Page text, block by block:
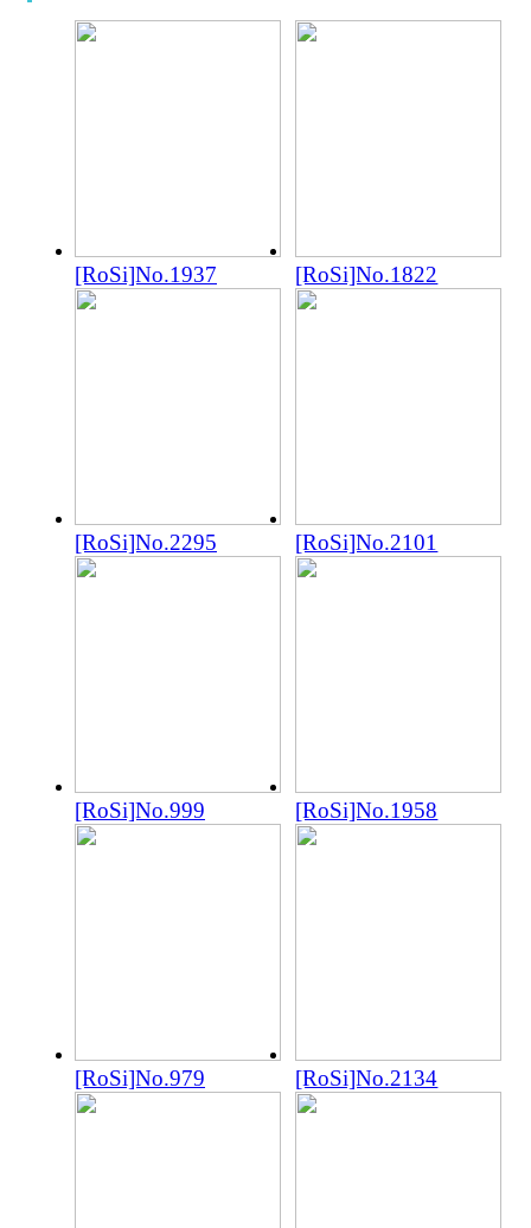
[RoSi]No.1937 [RoSi]No.1822
[RoSi]No.2295 [RoSi]No.2101
[RoSi]No.999 [RoSi]No.1958
[RoSi]No.979 [RoSi]No.2134